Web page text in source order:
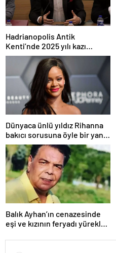
Hadrianopolis Antik
Kenti’nde 2025 yılı kazı
sezonu başladı
Dünyaca ünlü yıldız Rihanna
bakıcı sorusuna öyle bir yanıt
verdi ki! “35 yıl boyunca…”
Balık Ayhan’ın cenazesinde
eşi ve kızının feryadı yürekleri
yanıyor!”